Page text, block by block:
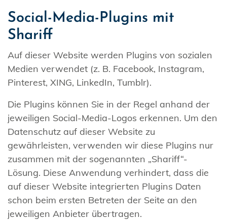
Social-Media-Plugins mit
Shariff
Auf dieser Website werden Plugins von sozialen
Medien verwendet (z. B. Facebook, Instagram,
Pinterest, XING, LinkedIn, Tumblr).
Die Plugins können Sie in der Regel anhand der
jeweiligen Social-Media-Logos erkennen. Um den
Datenschutz auf dieser Website zu
gewährleisten, verwenden wir diese Plugins nur
zusammen mit der sogenannten „Shariff“-
Lösung. Diese Anwendung verhindert, dass die
auf dieser Website integrierten Plugins Daten
schon beim ersten Betreten der Seite an den
jeweiligen Anbieter übertragen.